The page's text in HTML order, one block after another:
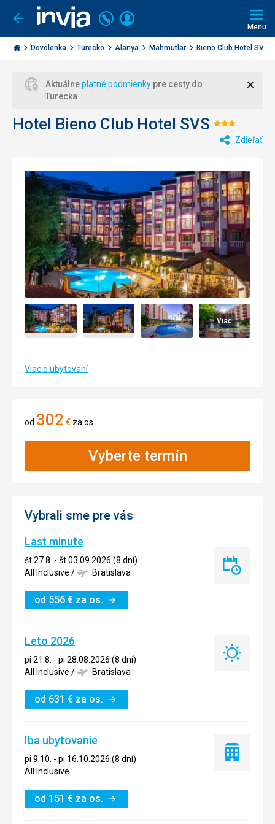
Ísť
späť
Invia.sk
Volajte
+421
2
3221
Prihlásiť
Menu
Dovolenka Turecko Alanya Mahmutlar Bieno Club Hotel SVS
Aktuálneplatné podmienky pre cesty do
Turecka
Hotel Bieno Club Hotel SVS
3/5Zdieľať
Viac
Viac o ubytovaní
od 302 € za os.
Vyberte termín
Vybrali sme pre vás
Last minute
št 27.8. - št 03.09.2026 (8 dní)
All Inclusive / Bratislava
od 556 € za os.
Last
Leto 2026
pi 21.8. - pi 28.08.2026 (8 dní)
All Inclusive / Bratislava
od 631 € za os.
Leto
Iba ubytovanie
pi 9.10. - pi 16.10.2026 (8 dní)
All Inclusive
od 151 € za os.
Iba